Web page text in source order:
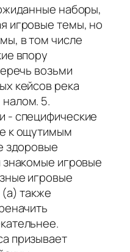
наборы,
игровые темы, но
в том числе
впору
возьми
кейсов река
5.
- специфические
к ощутимым
здоровые
игровые
игровые
также
призывает